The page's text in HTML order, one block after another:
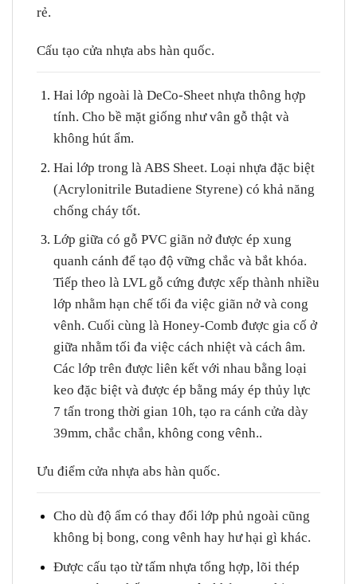
rẻ.
Cấu tạo cửa nhựa abs hàn quốc.
Hai lớp ngoài là DeCo-Sheet nhựa thông hợp
tính. Cho bề mặt giống như vân gỗ thật và
không hút ẩm.
Hai lớp trong là ABS Sheet. Loại nhựa đặc biệt
(Acrylonitrile Butadiene Styrene) có khả năng
chống cháy tốt.
Lớp giữa có gỗ PVC giãn nở được ép xung
quanh cánh để tạo độ vững chắc và bắt khóa.
Tiếp theo là LVL gỗ cứng được xếp thành nhiều
lớp nhằm hạn chế tối đa việc giãn nở và cong
vênh. Cuối cùng là Honey-Comb được gia cố ở
giữa nhằm tối đa việc cách nhiệt và cách âm.
Các lớp trên được liên kết với nhau bằng loại
keo đặc biệt và được ép bằng máy ép thủy lực
7 tấn trong thời gian 10h, tạo ra cánh cửa dày
39mm, chắc chắn, không cong vênh..
Ưu điểm cửa nhựa abs hàn quốc.
Cho dù độ ẩm có thay đổi lớp phủ ngoài cũng
không bị bong, cong vênh hay hư hại gì khác.
Được cấu tạo từ tấm nhựa tổng hợp, lõi thép